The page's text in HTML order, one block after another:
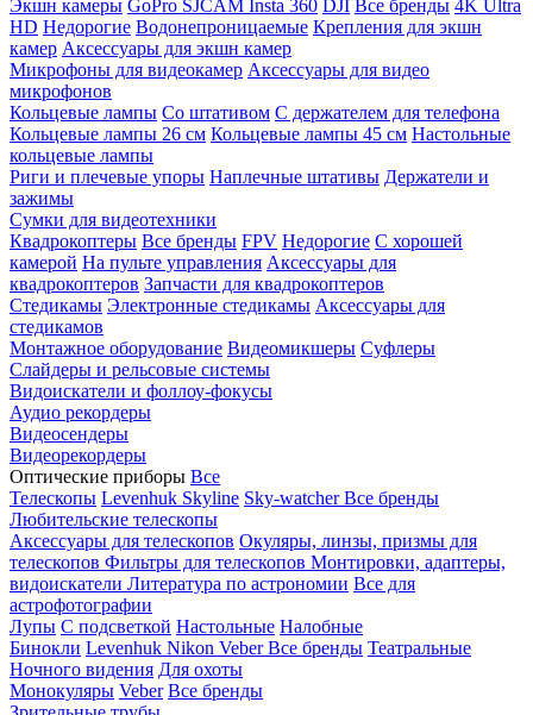
Экшн камеры GoPro SJCAM Insta 360 DJI Все бренды 4K Ultra
HD Недорогие Водонепроницаемые Крепления для экшн
камер Аксессуары для экшн камер
Микрофоны для видеокамер Аксессуары для видео
микрофонов
Кольцевые лампы Со штативом C держателем для телефона
Кольцевые лампы 26 см Кольцевые лампы 45 см Настольные
кольцевые лампы
Риги и плечевые упоры Наплечные штативы Держатели и
зажимы
Сумки для видеотехники
Квадрокоптеры Все бренды FPV Недорогие С хорошей
камерой На пульте управления Аксессуары для
квадрокоптеров Запчасти для квадрокоптеров
Стедикамы Электронные стедикамы Аксессуары для
стедикамов
Монтажное оборудование Видеомикшеры Суфлеры
Слайдеры и рельсовые системы
Видоискатели и фоллоу-фокусы
Аудио рекордеры
Видеосендеры
Видеорекордеры
Оптические приборы Все
Телескопы Levenhuk Skyline Sky-watcherВсе бренды
Любительские телескопы
Аксессуары для телескопов Окуляры, линзы, призмы для
телескопов Фильтры для телескопов Монтировки, адаптеры,
видоискатели Литература по астрономии Все для
астрофотографии
Лупы С подсветкой Настольные Налобные
Бинокли Levenhuk Nikon VeberВсе бренды Театральные
Ночного видения Для охоты
Монокуляры Veber Все бренды